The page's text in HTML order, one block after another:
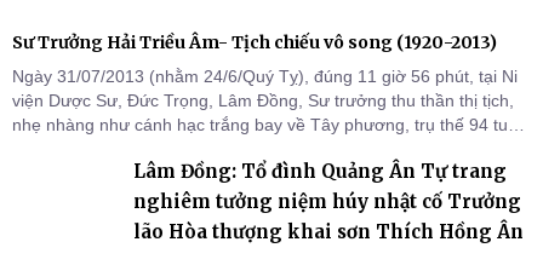
Sư Trưởng Hải Triều Âm- Tịch chiếu vô song (1920-2013)
Ngày 31/07/2013 (nhằm 24/6/Quý Tỵ), đúng 11 giờ 56 phút, tại Ni
viện Dược Sư, Đức Trọng, Lâm Đồng, Sư trưởng thu thần thị tịch,
nhẹ nhàng như cánh hạc trắng bay về Tây phương, trụ thế 94 tuổi
Lâm Đồng: Tổ đình Quảng Ân Tự trang
nghiêm tưởng niệm húy nhật cố Trưởng
lão Hòa thượng khai sơn Thích Hồng Ân